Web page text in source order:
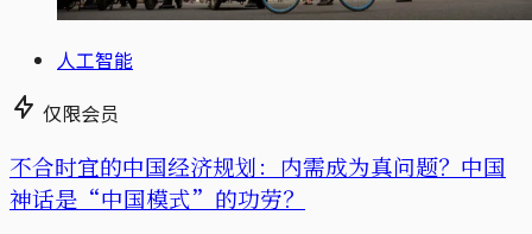
人工智能
仅限会员
不合时宜的中国经济规划：内需成为真问题？中国
神话是“中国模式”的功劳？